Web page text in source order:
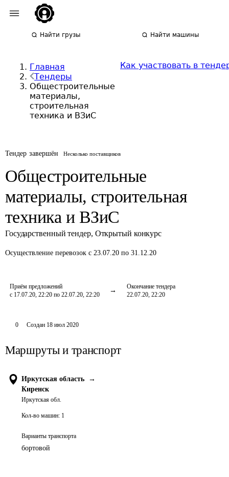
Найти грузы Найти машины
Главная
Тендеры
Общестроительные
материалы,
строительная
техника и ВЗиС
Как участвовать в
Тендер завершён Несколько поставщиков
Общестроительные
материалы, строительная
техника и ВЗиС
Государственный тендер, Открытый конкурс
Осуществление перевозок с 23.07.20 по 31.12.20
Приём предложений
с 17.07.20, 22:20 по 22.07.20, 22:20
Окончание тендера
22.07.20, 22:20
0 Создан 18 июл 2020
Маршруты и транспорт
Иркутская область
→
Киренск
Иркутская обл.
Кол-во машин: 1
Варианты транспорта
бортовой